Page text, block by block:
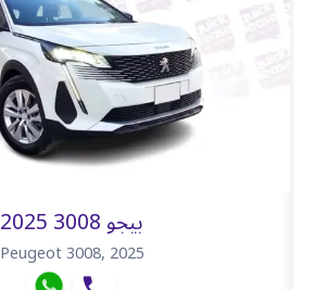
بيجو 3008 2025
Peugeot 3008,2025